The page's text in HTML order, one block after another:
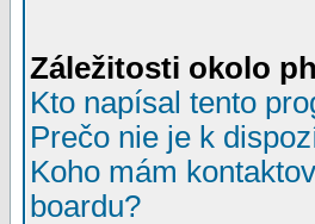
Záležitosti okolo
Kto napísal tento
Prečo nie je k
Koho mám
boardu?